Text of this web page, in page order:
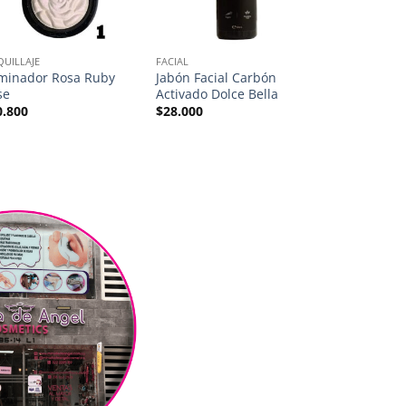
Rosa Ruby
FACIAL
Jabón Facial Carbón
Activado Dolce Bella
$28.000